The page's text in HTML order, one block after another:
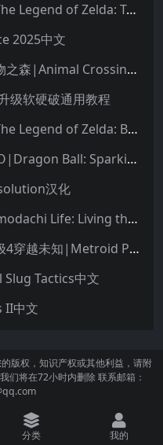
塞尔达传说：王国之泪|The Legend of Zelda: Tears of the Kingdom中文
2025中文
集合啦！动物森友会|动物之森|Animal Crossing: New Horizons中文
级软硬破通用教程
塞尔达传说：旷野之息|The Legend of Zelda: Breath of the Wild中文
七龙珠：电光炸裂！ZERO|Dragon Ball: Sparking! Zero中文
汉化
朋友收集：梦想生活|Tomodachi Life: Living the Dream中文
银河战士|密特罗德：究极4穿越未知|Metroid Prime 4: Beyond中文
Tactics中文
II中文
版权，知识产权或其他利益，请附
们将在72小时内删除 联系邮箱：
分类 我的